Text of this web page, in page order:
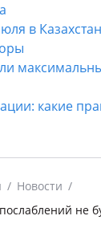
в
какие
Новости
не